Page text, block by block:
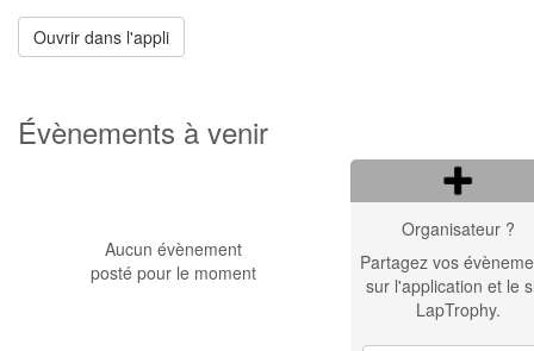
Ouvrir dans l'appli
Évènements à venir
Aucun évènement
posté pour le moment
Organisateur ?
Partagez vos
sur l'application et le
LapTrophy.